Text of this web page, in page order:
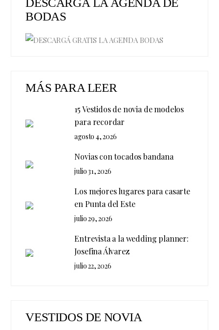
DESCARGÁ LA AGENDA DE
BODAS
MÁS PARA LEER
15 Vestidos de novia de modelos
para recordar
agosto 4, 2026
Novias con tocados bandana
julio 31, 2026
Los mejores lugares para casarte
en Punta del Este
julio 29, 2026
Entrevista a la wedding planner:
Josefina Álvarez
julio 22, 2026
VESTIDOS DE NOVIA